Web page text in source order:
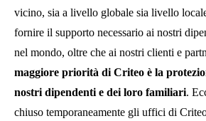
vicino, sia a livello globale sia livello
fornire il supporto necessario ai nostri
nel mondo, oltre che ai nostri clienti e
maggiore priorità di Criteo è la
nostri dipendenti e dei loro familiari.
chiuso temporaneamente gli uffici di